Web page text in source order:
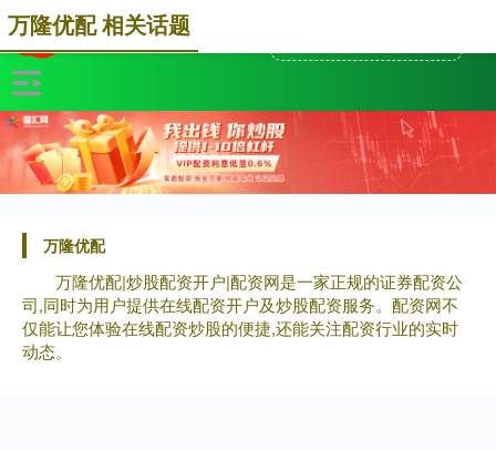
万隆优配
万隆优配|炒股配资开户|配资网是一家正规的证券配资公
司,同时为用户提供在线配资开户及炒股配资服务。配资网不
仅能让您体验在线配资炒股的便捷,还能关注配资行业的实时
动态。
万隆优配 相关话题